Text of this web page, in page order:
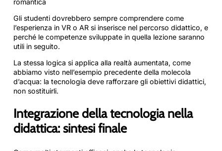
Gli studenti dovrebbero sempre comprendere come
l’esperienza in VR o AR si inserisce nel percorso didattico, e
perché le competenze sviluppate in quella lezione saranno
utili in seguito.
La stessa logica si applica alla realtà aumentata, come
abbiamo visto nell’esempio precedente della molecola
d’acqua: la tecnologia deve rafforzare gli obiettivi didattici,
non sostituirli.
Integrazione della tecnologia nella
didattica: sintesi finale